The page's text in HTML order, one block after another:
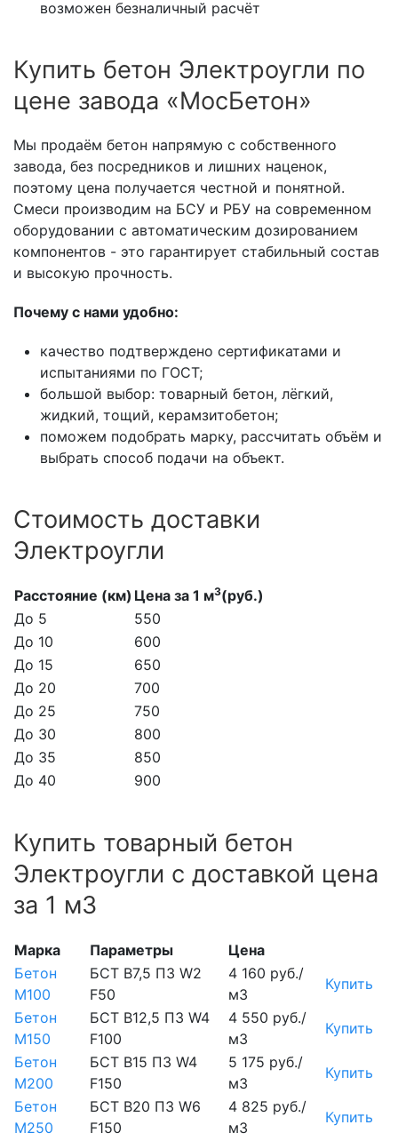
возможен безналичный расчёт
Купить бетон Электроугли по
цене завода «МосБетон»
Мы продаём бетон напрямую с собственного
завода, без посредников и лишних наценок,
поэтому цена получается честной и понятной.
Смеси производим на БСУ и РБУ на современном
оборудовании с автоматическим дозированием
компонентов - это гарантирует стабильный состав
и высокую прочность.
Почему с нами удобно:
качество подтверждено сертификатами и
испытаниями по ГОСТ;
большой выбор: товарный бетон, лёгкий,
жидкий, тощий, керамзитобетон;
поможем подобрать марку, рассчитать объём и
выбрать способ подачи на объект.
Стоимость доставки
Электроугли
Расстояние (км) Цена за 1 м3(руб.)
До 5
550
До 10
600
До 15
650
До 20
700
До 25
750
До 30
800
До 35
850
До 40
900
Купить товарный бетон
Электроугли с доставкой цена
за 1 м3
Марка Параметры
Цена
Бетон
М100
БСТ В7,5 П3 W2
F50
4 160 руб./
м3
Купить
Бетон
М150
БСТ В12,5 П3 W4
F100
4 550 руб./
м3
Купить
Бетон
М200
БСТ В15 П3 W4
F150
5 175 руб./
м3
Купить
Бетон
М250
БСТ В20 П3 W6
F150
4 825 руб./
м3
Купить